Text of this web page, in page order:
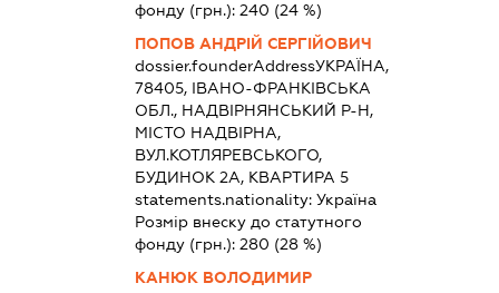
фонду (грн.): 240 (24 %)
ПОПОВ АНДРІЙ СЕРГІЙОВИЧ
dossier.founderAddressУКРАЇНА,
78405, ІВАНО-ФРАНКІВСЬКА
ОБЛ., НАДВІРНЯНСЬКИЙ Р-Н,
МІСТО НАДВІРНА,
ВУЛ.КОТЛЯРЕВСЬКОГО,
БУДИНОК 2А, КВАРТИРА 5
statements.nationality: Україна
Розмір внеску до статутного
фонду (грн.): 280 (28 %)
КАНЮК ВОЛОДИМИР